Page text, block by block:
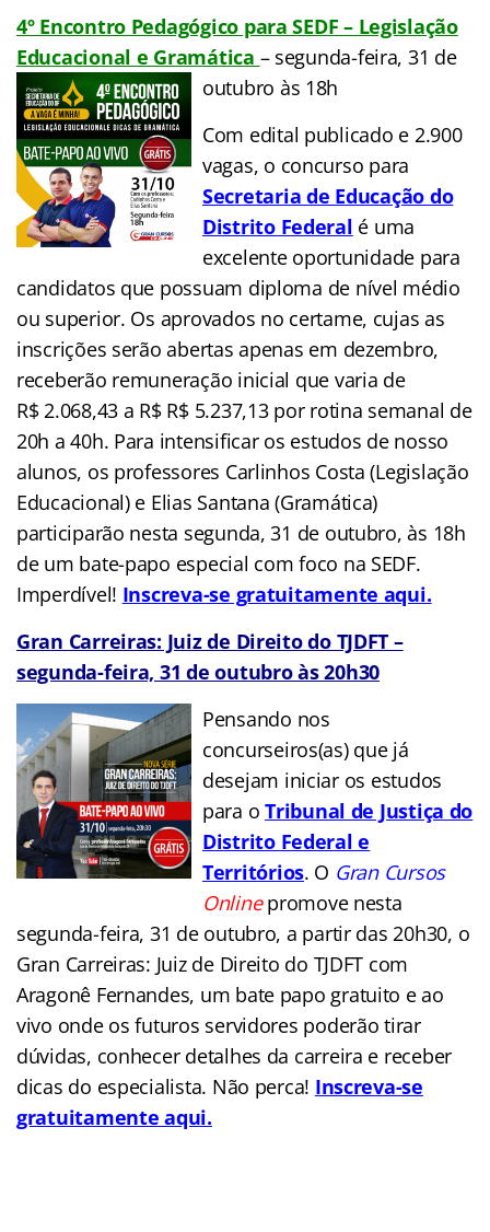
4º Encontro Pedagógico para SEDF – Legislação
Educacional e Gramática – segunda-feira, 31 de
outubro às 18h
Com edital publicado e 2.900
vagas, o concurso para
Secretaria de Educação do
Distrito Federal é uma
excelente oportunidade para
candidatos que possuam diploma de nível médio
ou superior. Os aprovados no certame, cujas as
inscrições serão abertas apenas em dezembro,
receberão remuneração inicial que varia de
R$ 2.068,43 a R$ R$ 5.237,13 por rotina semanal de
20h a 40h. Para intensificar os estudos de nosso
alunos, os professores Carlinhos Costa (Legislação
Educacional) e Elias Santana (Gramática)
participarão nesta segunda, 31 de outubro, às 18h
de um bate-papo especial com foco na SEDF.
Imperdível! Inscreva-se gratuitamente aqui.
Gran Carreiras: Juiz de Direito do TJDFT –
segunda-feira, 31 de outubro às 20h30
Pensando nos
concurseiros(as) que já
desejam iniciar os estudos
para oTribunal de Justiça do
Distrito Federal e
Territórios. O Gran Cursos
Onlinepromove nesta
segunda-feira, 31 de outubro, a partir das 20h30, o
Gran Carreiras: Juiz de Direito do TJDFT com
Aragonê Fernandes, um bate papo gratuito e ao
vivo onde os futuros servidores poderão tirar
dúvidas, conhecer detalhes da carreira e receber
dicas do especialista. Não perca! Inscreva-se
gratuitamente aqui.